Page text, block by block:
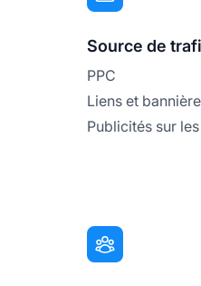
Source de
PPC
Liens et
Publicités sur